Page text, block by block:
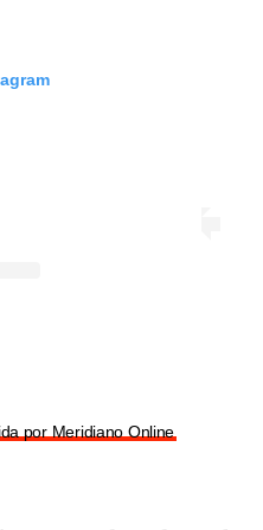
por Meridiano Online